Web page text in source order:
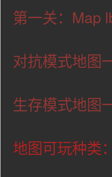
第一关：Map
对抗模式地图
生存模式地图
地图可玩种类